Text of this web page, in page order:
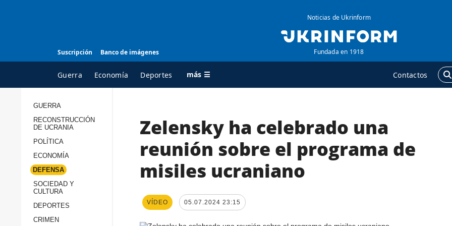
Suscripción Banco de imágenes
Noticias de Ukrinform
Fundada en 1918
Guerra Economía Deportes más ☰ Contactos
TODAS LAS
Reconstrucción de
AGENCIA
sobre la agencia
contacto
condiciones de
servicios
ADICIONAL
Publicaciones
GUERRA
RECONSTRUCCIÓN
DE UCRANIA
POLÍTICA
ECONOMÍA
DEFENSA
SOCIEDAD Y
CULTURA
DEPORTES
CRIMEN
Zelensky ha celebrado una
reunión sobre el programa de
misiles ucraniano
VÍDEO 05.07.2024 23:15